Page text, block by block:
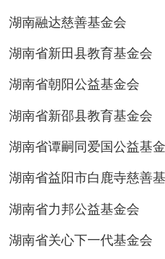
湖南融达慈善基金会
湖南省新田县教育基金会
湖南省朝阳公益基金会
湖南省新邵县教育基金会
湖南省谭嗣同爱国公益基
湖南省益阳市白鹿寺慈善
湖南省力邦公益基金会
湖南省关心下一代基金会